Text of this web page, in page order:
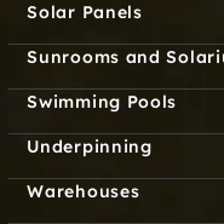
Solar Panels
Sunrooms and
Swimming Pools
Underpinning
Warehouses